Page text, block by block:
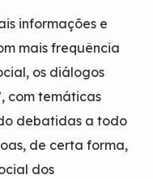
informações e
mais frequência
os diálogos
com temáticas
debatidas a todo
de certa forma,
dos